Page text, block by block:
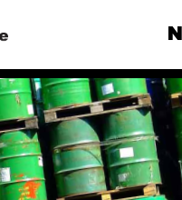
Nos
Total, rendez-
tribunal